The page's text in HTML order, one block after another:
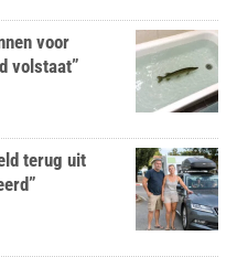
voor
volstaat”
terug uit